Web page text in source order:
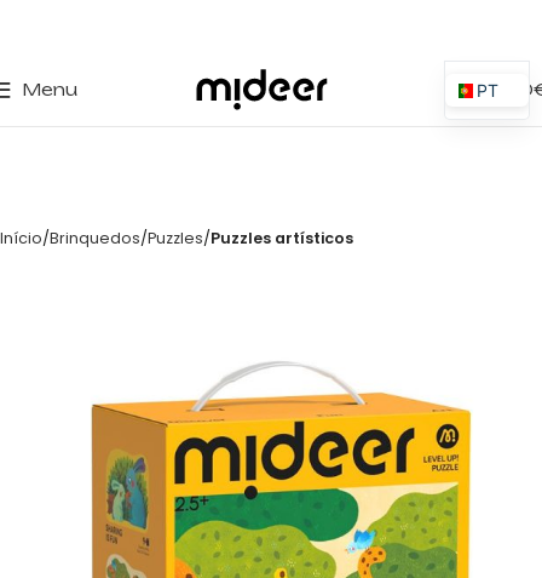
Menu 0,00
Início Brinquedos Puzzles Puzzles artísticos
PT
ES